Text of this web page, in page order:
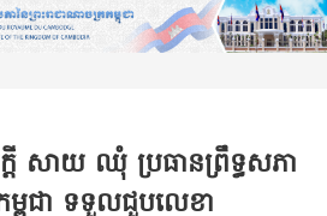
តី សាយ ឈុំ ប្រធានព្រឹទ្ធសភា
ម្ពុជា ទទួលជួបលេខា